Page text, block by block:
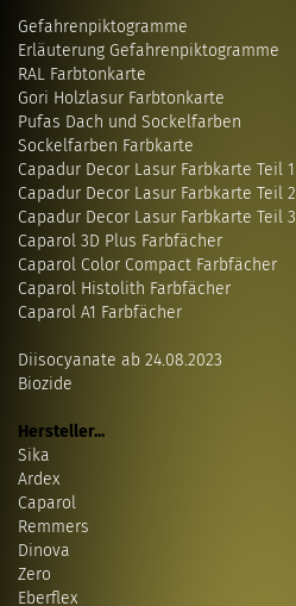
Gefahrenpiktogramme
Erläuterung Gefahrenpiktogramme
RAL Farbtonkarte
Gori Holzlasur Farbtonkarte
Pufas Dach und Sockelfarben
Sockelfarben Farbkarte
Capadur Decor Lasur Farbkarte Teil 1
Capadur Decor Lasur Farbkarte Teil 2
Capadur Decor Lasur Farbkarte Teil 3
Caparol 3D Plus Farbfächer
Caparol Color Compact Farbfächer
Caparol Histolith Farbfächer
Caparol A1 Farbfächer
Diisocyanate ab 24.08.2023
Biozide
Hersteller...
Sika
Ardex
Caparol
Remmers
Dinova
Zero
Eberflex